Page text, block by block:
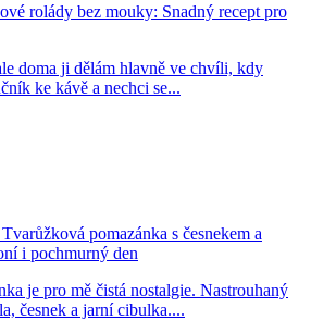
rolády bez mouky: Snadný recept pro
doma ji dělám hlavně ve chvíli, kdy
ke kávě a nechci se...
pomazánka s česnekem a
i pochmurný den
je pro mě čistá nostalgie. Nastrouhaný
česnek a jarní cibulka....